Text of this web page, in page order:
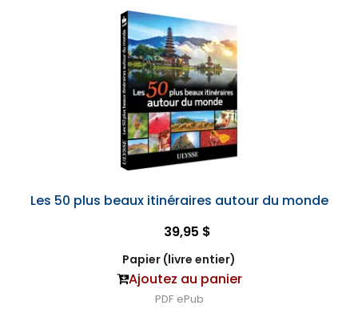
Les 50 plus beaux itinéraires autour du monde
39,95 $
Papier (livre entier)
Ajoutez au panier
PDF ePub